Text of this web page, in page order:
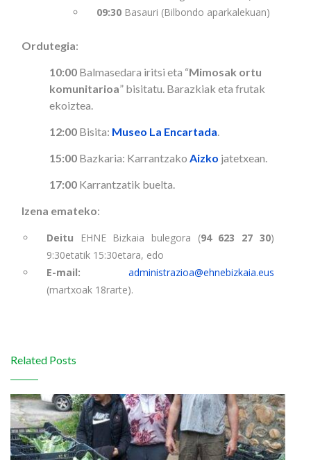
09:30 Basauri (Bilbondo aparkalekuan)
Ordutegia:
10:00 Balmasedara iritsi eta “Mimosak ortu
komunitarioa” bisitatu. Barazkiak eta frutak
ekoiztea.
12:00 Bisita: Museo La Encartada
15:00 Bazkaria: Karrantzako Aizko jatetxean.
17:00 Karrantzatik buelta.
Izena emateko:
Deitu EHNE Bizkaia bulegora (94 623 27 30)
9:30etatik 15:30etara, edo
E-mail:
administrazioa@ehnebizkaia.eus
(martxoak 18rarte).
Related Posts